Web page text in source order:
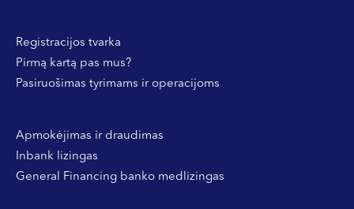
Registracijos tvarka
Pirmą kartą pas mus?
Pasiruošimas tyrimams ir operacijoms
Apmokėjimas ir draudimas
Inbank lizingas
General Financing banko medlizingas